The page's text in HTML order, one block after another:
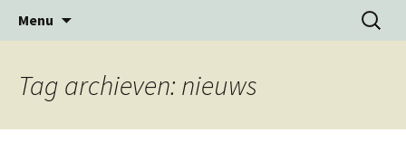
Menu
inhoud
Zoeken
naar:
Tag archieven: nieuws